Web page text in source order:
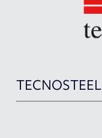
TECNOSTEEL